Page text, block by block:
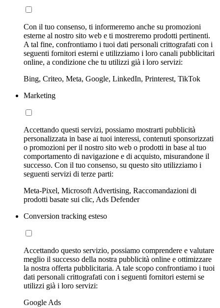
Con il tuo consenso, ti informeremo anche su promozioni
esterne al nostro sito web e ti mostreremo prodotti pertinenti.
A tal fine, confrontiamo i tuoi dati personali crittografati con i
seguenti fornitori esterni e utilizziamo i loro canali pubblicitari
online, a condizione che tu utilizzi già i loro servizi:
Bing, Criteo, Meta, Google, LinkedIn, Printerest, TikTok
Marketing
Accettando questi servizi, possiamo mostrarti pubblicità
personalizzata in base ai tuoi interessi, contenuti sponsorizzati
o promozioni per il nostro sito web o prodotti in base al tuo
comportamento di navigazione e di acquisto, misurandone il
successo. Con il tuo consenso, su questo sito utilizziamo i
seguenti servizi di terze parti:
Meta-Pixel, Microsoft Advertising, Raccomandazioni di
prodotti basate sui clic, Ads Defender
Conversion tracking esteso
Accettando questo servizio, possiamo comprendere e valutare
meglio il successo della nostra pubblicità online e ottimizzare
la nostra offerta pubblicitaria. A tale scopo confrontiamo i tuoi
dati personali crittografati con i seguenti fornitori esterni se
utilizzi già i loro servizi:
Google Ads